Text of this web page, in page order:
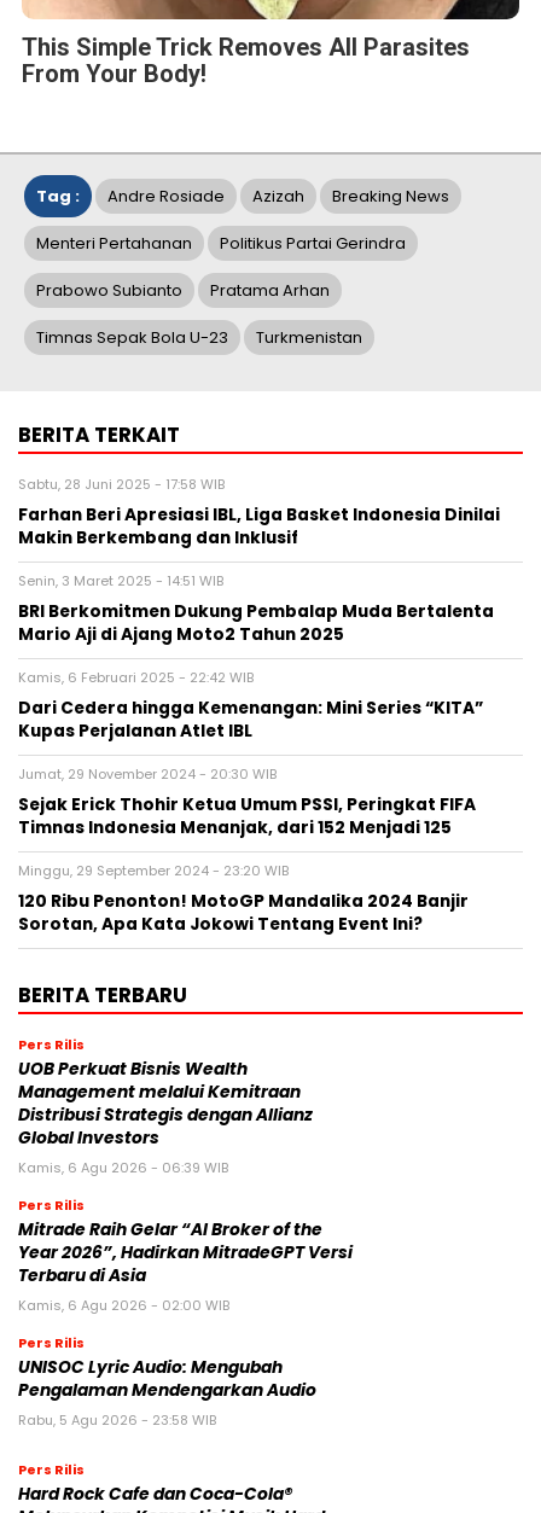
This Simple Trick Removes All Parasites
From Your Body!
Tag : Andre Rosiade Azizah Breaking News
Menteri Pertahanan Politikus Partai Gerindra
Prabowo Subianto Pratama Arhan
Timnas Sepak Bola U-23 Turkmenistan
BERITA TERKAIT
Sabtu, 28 Juni 2025 - 17:58 WIB
Farhan Beri Apresiasi IBL, Liga Basket Indonesia Dinilai
Makin Berkembang dan Inklusif
Senin, 3 Maret 2025 - 14:51 WIB
BRI Berkomitmen Dukung Pembalap Muda Bertalenta
Mario Aji di Ajang Moto2 Tahun 2025
Kamis, 6 Februari 2025 - 22:42 WIB
Dari Cedera hingga Kemenangan: Mini Series “KITA”
Kupas Perjalanan Atlet IBL
Jumat, 29 November 2024 - 20:30 WIB
Sejak Erick Thohir Ketua Umum PSSI, Peringkat FIFA
Timnas Indonesia Menanjak, dari 152 Menjadi 125
Minggu, 29 September 2024 - 23:20 WIB
120 Ribu Penonton! MotoGP Mandalika 2024 Banjir
Sorotan, Apa Kata Jokowi Tentang Event Ini?
BERITA TERBARU
Pers Rilis
UOB Perkuat Bisnis Wealth
Management melalui Kemitraan
Distribusi Strategis dengan Allianz
Global Investors
Kamis, 6 Agu 2026 - 06:39 WIB
Pers Rilis
Mitrade Raih Gelar “AI Broker of the
Year 2026”, Hadirkan MitradeGPT Versi
Terbaru di Asia
Kamis, 6 Agu 2026 - 02:00 WIB
Pers Rilis
UNISOC Lyric Audio: Mengubah
Pengalaman Mendengarkan Audio
Rabu, 5 Agu 2026 - 23:58 WIB
Pers Rilis
Hard Rock Cafe dan Coca-Cola®